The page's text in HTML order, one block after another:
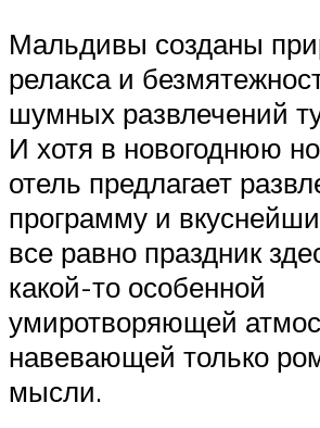
Мальдивы созданы
релакса и
шумных развлечений
И хотя в новогоднюю
отель предлагает
программу и
все равно праздник
какой-то особенной
умиротворяющей
навевающей только
мысли.